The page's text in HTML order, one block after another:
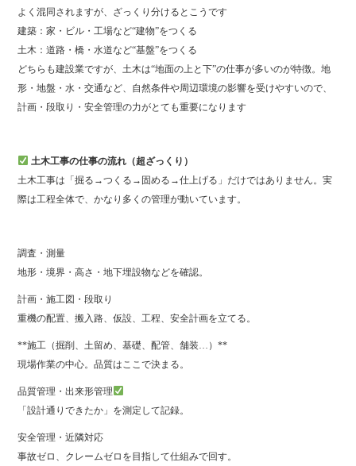
よく混同されますが、ざっくり分けるとこうです
建築：家・ビル・工場など“建物”をつくる
土木：道路・橋・水道など“基盤”をつくる
どちらも建設業ですが、土木は“地面の上と下”の仕事が多いのが特徴。地
形・地盤・水・交通など、自然条件や周辺環境の影響を受けやすいので、
計画・段取り・安全管理の力がとても重要になります
土木工事の仕事の流れ（超ざっくり）
土木工事は「掘る→つくる→固める→仕上げる」だけではありません。実
際は工程全体で、かなり多くの管理が動いています。
調査・測量
地形・境界・高さ・地下埋設物などを確認。
計画・施工図・段取り
重機の配置、搬入路、仮設、工程、安全計画を立てる。
**施工（掘削、土留め、基礎、配管、舗装…）**
現場作業の中心。品質はここで決まる。
品質管理・出来形管理
「設計通りできたか」を測定して記録。
安全管理・近隣対応
事故ゼロ、クレームゼロを目指して仕組みで回す。